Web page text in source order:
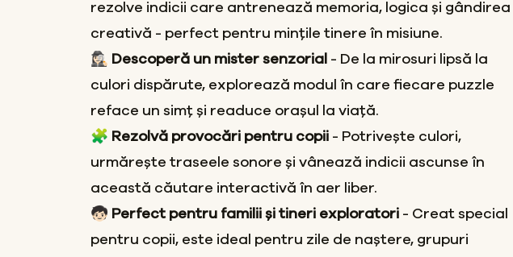
rezolve indicii care antrenează memoria, logica și gândirea
creativă - perfect pentru mințile tinere în misiune.
🕵🏻‍♀️ Descoperă un mister senzorial - De la mirosuri lipsă la
culori dispărute, explorează modul în care fiecare puzzle
reface un simț și readuce orașul la viață.
🧩 Rezolvă provocări pentru copii - Potrivește culori,
urmărește traseele sonore și vânează indicii ascunse în
această căutare interactivă în aer liber.
🧒🏻 Perfect pentru familii și tineri exploratori - Creat special
pentru copii, este ideal pentru zile de naștere, grupuri